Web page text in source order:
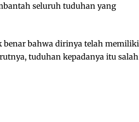
seluruh tuduhan yang
benar bahwa dirinya telah memiliki
tuduhan kepadanya itu salah